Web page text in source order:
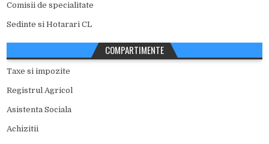
Comisii de specialitate
Sedinte si Hotarari CL
COMPARTIMENTE
Taxe si impozite
Registrul Agricol
Asistenta Sociala
Achizitii